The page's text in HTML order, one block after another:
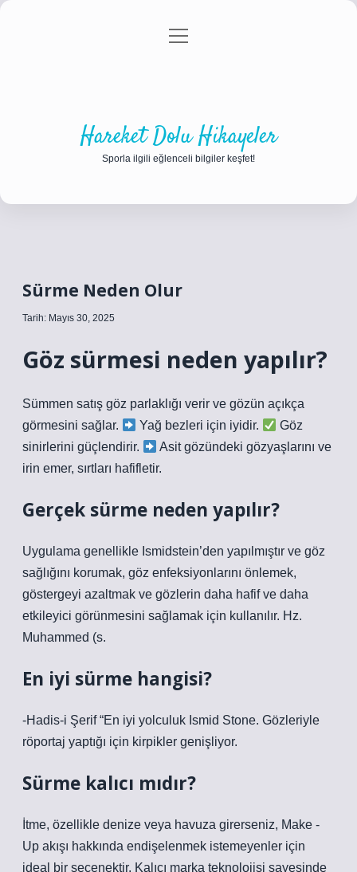
Gizlilik Politikası
menüyü
Hareket Dolu Hikayeler
Sporla ilgili eğlenceli bilgiler keşfet!
Sürme Neden Olur
Tarih: Mayıs 30, 2025
Göz sürmesi neden yapılır?
Sümmen satış göz parlaklığı verir ve gözün açıkça
görmesini sağlar.
Yağ bezleri için iyidir.
Göz
sinirlerini güçlendirir.
Asit gözündeki gözyaşlarını ve
irin emer, sırtları hafifletir.
Gerçek sürme neden yapılır?
Uygulama genellikle Ismidstein’den yapılmıştır ve göz
sağlığını korumak, göz enfeksiyonlarını önlemek,
göstergeyi azaltmak ve gözlerin daha hafif ve daha
etkileyici görünmesini sağlamak için kullanılır. Hz.
Muhammed (s.
En iyi sürme hangisi?
-Hadis-i Şerif “En iyi yolculuk Ismid Stone. Gözleriyle
röportaj yaptığı için kirpikler genişliyor.
Sürme kalıcı mıdır?
İtme, özellikle denize veya havuza girerseniz, Make -
Up akışı hakkında endişelenmek istemeyenler için
ideal bir seçenektir. Kalıcı marka teknolojisi sayesinde